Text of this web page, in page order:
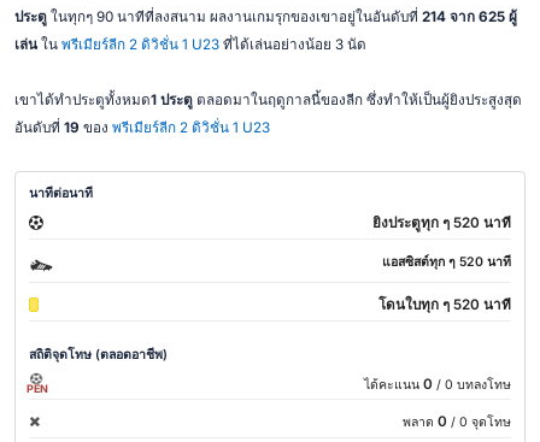
ประตู ในทุกๆ 90 นาทีที่ลงสนาม ผลงานเกมรุกของเขาอยู่ในอันดับที่ 214 จาก 625 ผู้
เล่นใน พรีเมียร์ลีก 2 ดิวิชั่น 1 U23ที่ได้เล่นอย่างน้อย 3 นัด
เขาได้ทำประตูทั้งหมด1 ประตู ตลอดมาในฤดูกาลนี้ของลีก ซึ่งทำให้เป็นผู้ยิงประสูงสุด
อันดับที่ 19 ของ พรีเมียร์ลีก 2 ดิวิชั่น 1 U23
นาทีต่อนาที
ยิงประตูทุก ๆ 520 นาที
แอสซิสต์ทุก ๆ 520 นาที
โดนใบทุก ๆ 520 นาที
สถิติจุดโทษ (ตลอดอาชีพ)
PEN ได้คะแนน 0 / 0 บทลงโทษ
พลาด 0 / 0 จุดโทษ